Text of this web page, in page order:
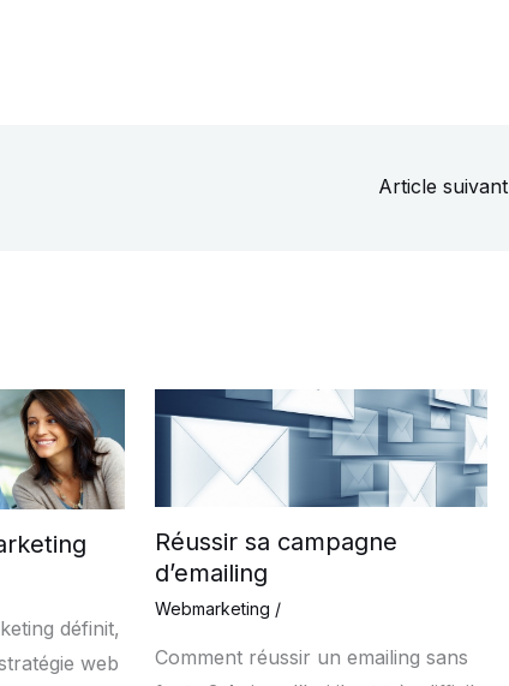
Article suivant
définit,
web
Réussir sa campagne
d’emailing
Webmarketing /
Comment réussir un emailing sans